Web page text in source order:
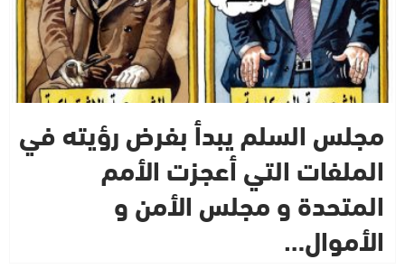
مجلس السلم يبدأ بفرض رؤيته في
الملفات التي أعجزت الأمم
المتحدة و مجلس الأمن و
الأموال…